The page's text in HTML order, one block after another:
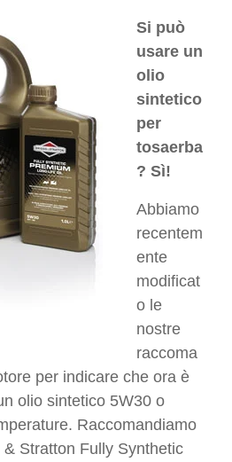
Si può
usare un
olio
sintetico
per
tosaerba
? Sì!
Abbiamo
recentem
ente
modificat
o le
nostre
raccoma
per indicare che ora è
olio sintetico 5W30 o
Raccomandiamo
Stratton Fully Synthetic